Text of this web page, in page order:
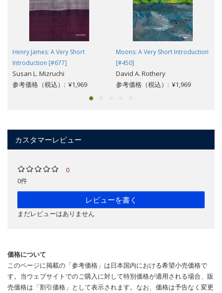
Henry James: A Very Short
Introduction [#677]
Susan L. Mizruchi
参考価格（税込）: ¥1,969
Moons: A Very Short Introduction
[#450]
David A. Rothery
参考価格（税込）: ¥1,969
カスタマーレビュー
0
0件
レビューを書く
まだレビューはありません
価格について
このページに掲載の「参考価格」は日本国内における希望小売価格で
す。当ウェブサイトでのご購入に対して特別価格が適用される場合、販
売価格は「割引価格」として表示されます。なお、価格は予告なく変更